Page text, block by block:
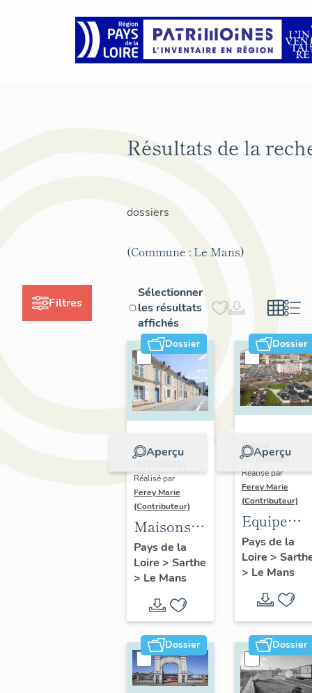
Filtres
Résultats de la
dossiers
(Commune : Le Mans)
Sélectionner
les résultats
affichés
Dossier
Aperçu
Dossier
Réalisé par
Ferey Marie
(Contributeur)
Maisons
et
immeubles
à
logements
du
quartier
Sainte-
Croix
Pays de la
Loire > Sarthe
> Le Mans
Dossier
Aperçu
Dossier
IA72058880 |
Réalisé par
Ferey Marie
(Contributeur)
scolaires,
de loisirs,
et cultuels
des
Sablons
Pays de la
Loire >
> Le Mans
Dossier Dossier